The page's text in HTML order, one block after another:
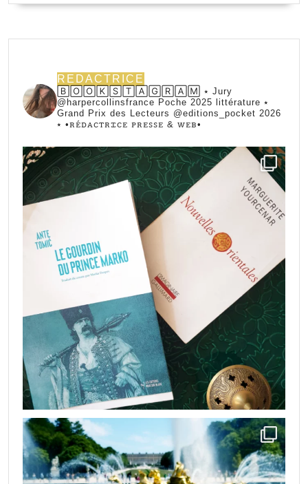
REDACTRICE
🄱🄾🄾🄺🅂🅃🄰🄶🅁🄰🄼 ⭑ Jury
@harpercollinsfrance Poche 2025 littérature ⭑
Grand Prix des Lecteurs @editions_pocket 2026
⭑ •ꭱꭼ́ꭰꭺꮯꭲꭱꮖꮯꭼ ꮲꭱꭼꮪꮪꭼ & ꮃꭼᏼ•